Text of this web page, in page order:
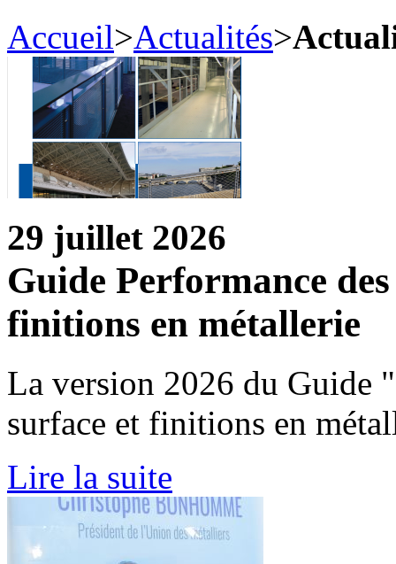
Accueil>Actualités>
29 juillet 2026
Guide Performance
finitions en métallerie
La version 2026 du Guide
surface et finitions en
Lire la suite